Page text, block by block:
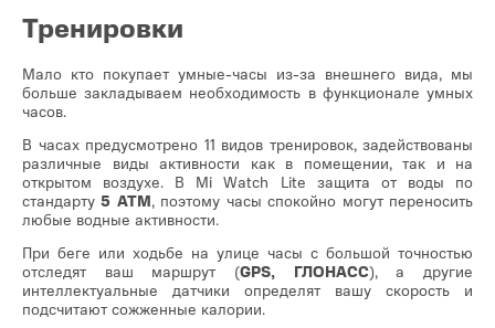
Тренировки
Мало кто покупает умные-часы из-за внешнего вида, мы
больше закладываем необходимость в функционале умных
часов.
В часах предусмотрено 11 видов тренировок, задействованы
различные виды активности как в помещении, так и на
открытом воздухе. В Mi Watch Lite защита от воды по
стандарту5 АТМ, поэтому часы спокойно могут переносить
любые водные активности.
При беге или ходьбе на улице часы с большой точностью
отследят ваш маршрут (GPS, ГЛОНАСС), а другие
интеллектуальные датчики определят вашу скорость и
подсчитают сожженные калории.